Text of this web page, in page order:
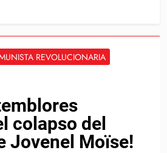
REVOLUCIONARIA
colapso del
Jovenel Moïse!